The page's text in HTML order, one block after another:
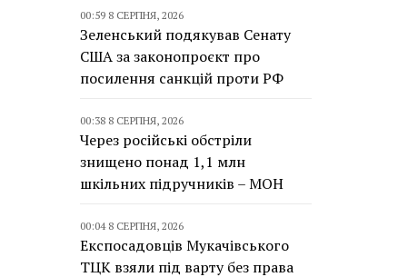
00:59 8 СЕРПНЯ, 2026
Зеленський подякував Сенату
США за законопроєкт про
посилення санкцій проти РФ
00:38 8 СЕРПНЯ, 2026
Через російські обстріли
знищено понад 1,1 млн
шкільних підручників – МОН
00:04 8 СЕРПНЯ, 2026
Експосадовців Мукачівського
ТЦК взяли під варту без права